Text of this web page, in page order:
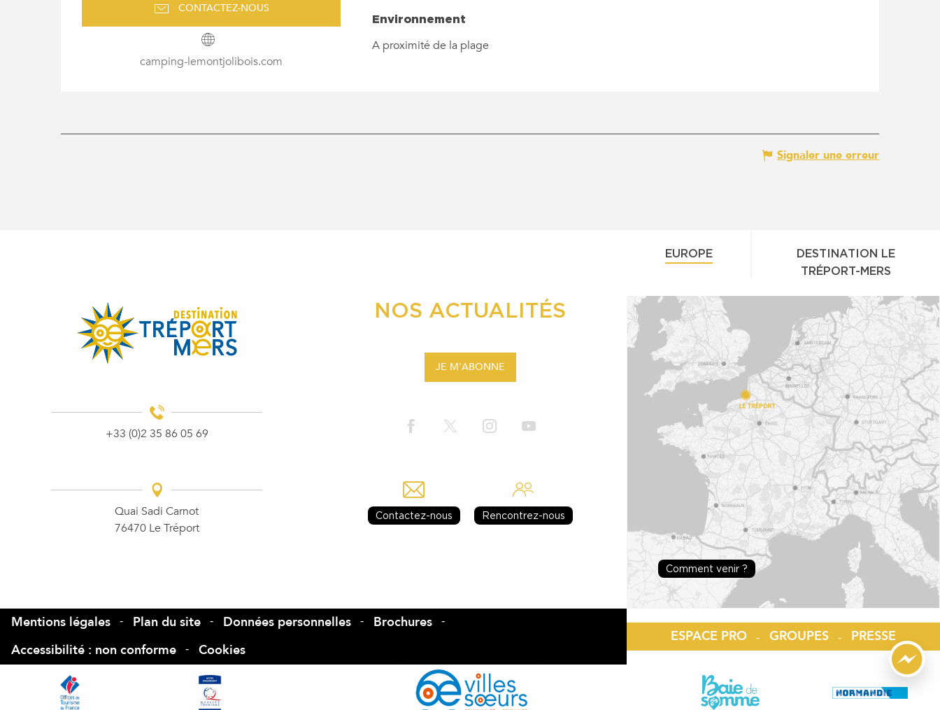
CONTACTEZ-NOUS
camping-lemontjolibois.com
ENVIRONNEMENT
Environnement
A proximité de la plage
Signaler une erreur
+33 (0)2 35 86 05 69
Quai Sadi Carnot
76470 Le Tréport
NOS ACTUALITÉS
JE M'ABONNE
Contactez-nous Rencontrez-nous
EUROPE
DESTINATION LE
TRÉPORT-MERS
Comment venir ?
Mentions légales Plan du site Données personnelles
Brochures
Accessibilité : non conforme
Cookies
ESPACE PRO GROUPES PRESSE